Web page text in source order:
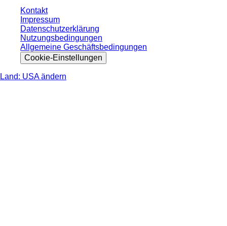
Kontakt
Impressum
Datenschutzerklärung
Nutzungsbedingungen
Allgemeine Geschäftsbedingungen
Cookie-Einstellungen
Land: USA ändern